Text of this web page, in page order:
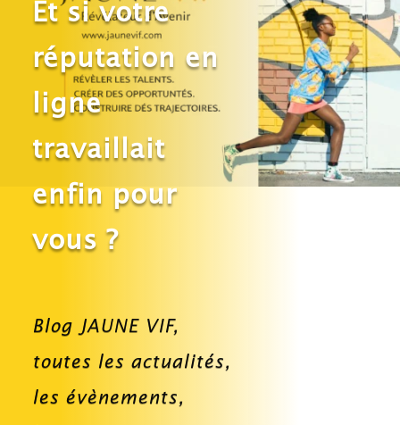
Et si votre
réputation en
ligne
travaillait
enfin pour
vous ?
Blog JAUNE VIF,
toutes les actualités,
les évènements,